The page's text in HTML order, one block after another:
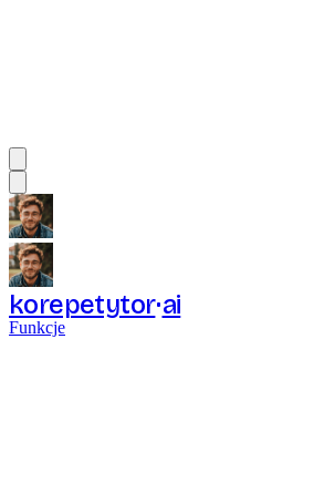
korepetytor ai
Funkcje